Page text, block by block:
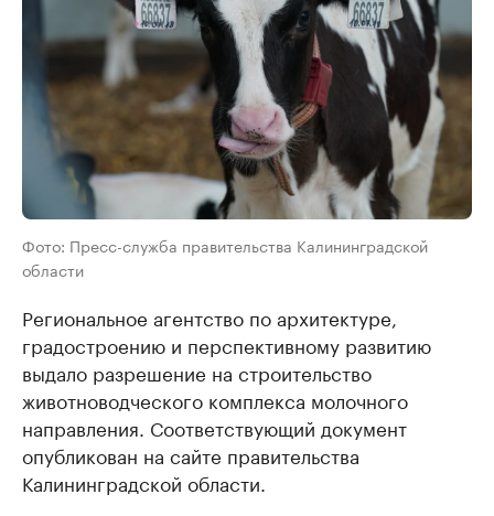
Фото: Пресс-служба правительства Калининградской
области
Региональное агентство по архитектуре,
градостроению и перспективному развитию
выдало разрешение на строительство
животноводческого комплекса молочного
направления. Соответствующий документ
опубликован на сайте правительства
Калининградской области.